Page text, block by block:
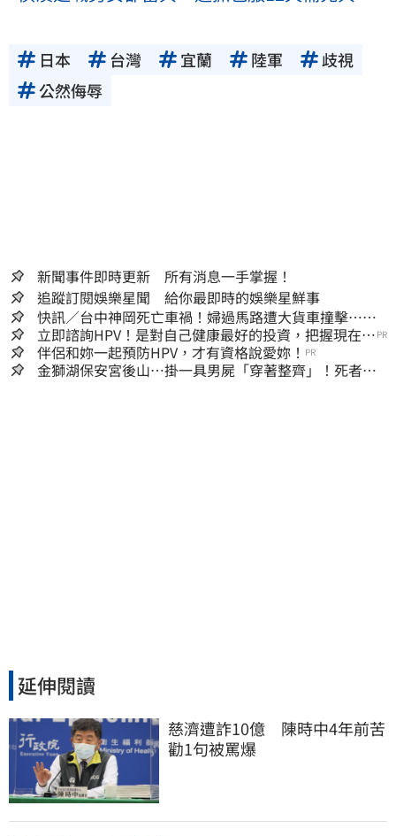
日本 台灣 宜蘭 陸軍
歧視
公然侮辱
新聞事件即時更新 所有消息一手掌握！
追蹤訂閱娛樂星聞 給你最即時的娛樂星鮮事
快訊／台中神岡死亡車禍！婦過馬路遭大貨車撞擊…下
半身輾碎慘死路口
立即諮詢HPV！是對自己健康最好的投資，把握現在不
嫌晚！
PR
伴侶和妳一起預防HPV，才有資格說愛妳！ PR
金獅湖保安宮後山…掛一具男屍「穿著整齊」！死者身
延伸閱讀
慈濟遭詐10億　陳時中4年前苦
勸1句被罵爆